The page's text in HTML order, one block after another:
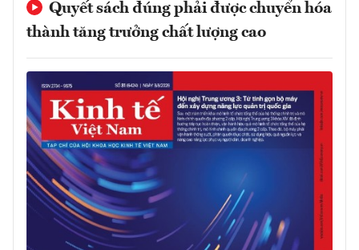
Quyết sách đúng phải được chuyển hóa
thành tăng trưởng chất lượng cao